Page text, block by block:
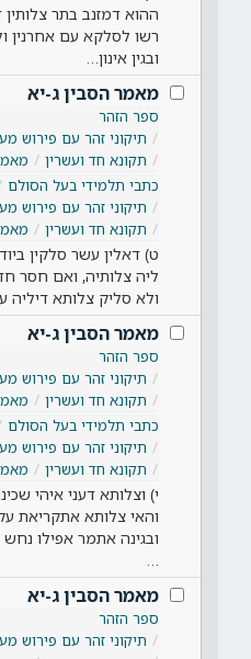
ההוא דמזנב בתר צלותין
רשו לסלקא עם אחרנין
ובגין אינון…
מאמר הסבין ג-יא
ספר הזהר
תיקוני זהר עם פירוש
תקונא חד ועשרין
כתבי תלמידי בעל הסולם
תיקוני זהר עם פירוש
תקונא חד ועשרין
ט) דאלין עשר סלקין
ליה צלותיה, ואם חסר
ולא סליק צלותא דיליה
מאמר הסבין ג-יא
ספר הזהר
תיקוני זהר עם פירוש
תקונא חד ועשרין
כתבי תלמידי בעל הסולם
תיקוני זהר עם פירוש
תקונא חד ועשרין
י) וצלותא דעני איהי
והאי צלותא אתקריאת
ובגינה אתמר אפילו
מאמר הסבין ג-יא
ספר הזהר
תיקוני זהר עם פירוש